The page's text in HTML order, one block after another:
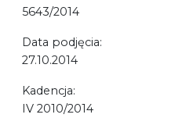
5643/2014
Data podjęcia:
27.10.2014
Kadencja:
IV 2010/2014